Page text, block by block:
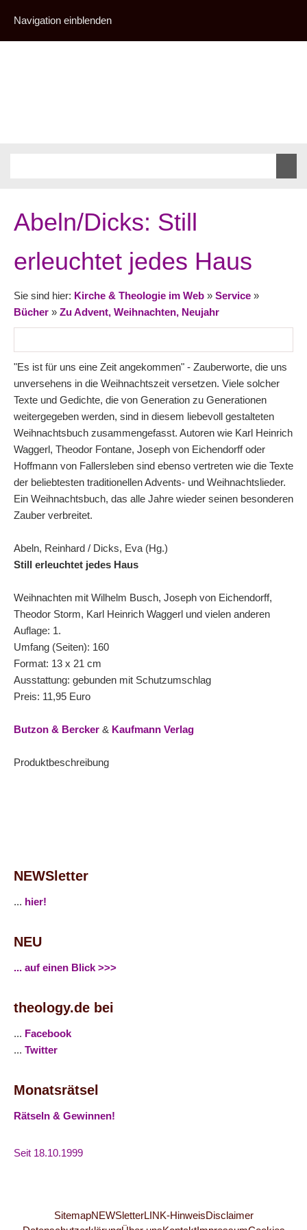
Navigation einblenden
Abeln/Dicks: Still
erleuchtet jedes Haus
Sie sind hier: Kirche & Theologie im Web » Service »
Bücher » Zu Advent, Weihnachten, Neujahr
"Es ist für uns eine Zeit angekommen" - Zauberworte, die uns
unversehens in die Weihnachtszeit versetzen. Viele solcher
Texte und Gedichte, die von Generation zu Generationen
weitergegeben werden, sind in diesem liebevoll gestalteten
Weihnachtsbuch zusammengefasst. Autoren wie Karl Heinrich
Waggerl, Theodor Fontane, Joseph von Eichendorff oder
Hoffmann von Fallersleben sind ebenso vertreten wie die Texte
der beliebtesten traditionellen Advents- und Weihnachtslieder.
Ein Weihnachtsbuch, das alle Jahre wieder seinen besonderen
Zauber verbreitet.
Abeln, Reinhard / Dicks, Eva (Hg.)
Still erleuchtet jedes Haus
Weihnachten mit Wilhelm Busch, Joseph von Eichendorff,
Theodor Storm, Karl Heinrich Waggerl und vielen anderen
Auflage: 1.
Umfang (Seiten): 160
Format: 13 x 21 cm
Ausstattung: gebunden mit Schutzumschlag
Preis: 11,95 Euro
Butzon & Bercker & Kaufmann Verlag
Produktbeschreibung
NEWSletter
... hier!
NEU
... auf einen Blick >>>
theology.de bei
... Facebook
... Twitter
Monatsrätsel
Rätseln & Gewinnen!
Seit 18.10.1999
SitemapNEWSletterLINK-HinweisDisclaimer